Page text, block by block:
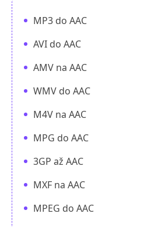
MP3 do AAC
AVI do AAC
AMV na AAC
WMV do AAC
M4V na AAC
MPG do AAC
3GP až AAC
MXF na AAC
MPEG do AAC